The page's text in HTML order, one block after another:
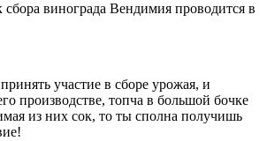
винограда Вендимия проводится в
участие в сборе урожая, и
производстве, топча в большой бочке
из них сок, то ты сполна получишь